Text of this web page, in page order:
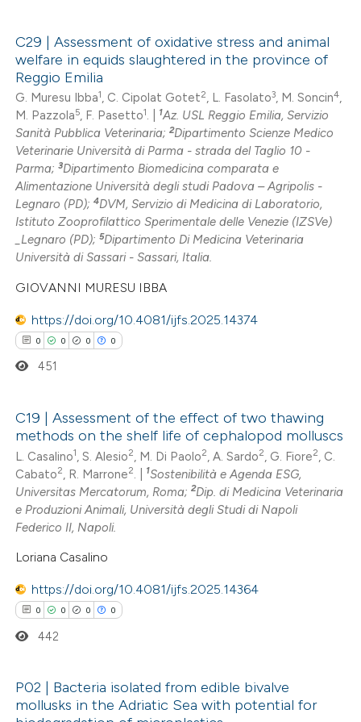
claim, and a label
in which section the
was made.
Citing Publications
Supporting
Mentioning
Contrasting
how this article has been
atscite.ai
shows how a scientific paper
been cited by providing the
of the citation, a
describing whether
in which section the
was made.
C29 | Assessment of oxidative stress and animal
welfare in equids slaughtered in the province of
Reggio Emilia
G. Muresu Ibba1, C. Cipolat Gotet2, L. Fasolato3, M. Soncin4,
M. Pazzola5, F. Pasetto1. | 1Az. USL Reggio Emilia, Servizio
Sanità Pubblica Veterinaria;2Dipartimento Scienze Medico
Veterinarie Università di Parma - strada del Taglio 10 -
Parma;3Dipartimento Biomedicina comparata e
Alimentazione Università degli studi Padova – Agripolis -
Legnaro (PD);4DVM, Servizio di Medicina di Laboratorio,
Istituto Zooprofilattico Sperimentale delle Venezie (IZSVe)
_Legnaro (PD);5Dipartimento Di Medicina Veterinaria
Università di Sassari - Sassari, Italia.
GIOVANNI MURESU IBBA
https://doi.org/10.4081/ijfs.2025.14374
0 0 0 0
Citing Publications
Supporting
Mentioning
Contrasting
how this article has been
atscite.ai
been cited by providing the
of the citation, a
451
C19 | Assessment of the effect of two thawing
methods on the shelf life of cephalopod molluscs
L. Casalino1, S. Alesio2, M. Di Paolo2, A. Sardo2, G. Fiore2, C.
Cabato2, R. Marrone2. | 1Sostenibilità e Agenda ESG,
Universitas Mercatorum, Roma;2Dip. di Medicina Veterinaria
e Produzioni Animali, Università degli Studi di Napoli
Federico II, Napoli.
Loriana Casalino
https://doi.org/10.4081/ijfs.2025.14364
0 0 0 0
Citing Publications
442
P02 | Bacteria isolated from edible bivalve
mollusks in the Adriatic Sea with potential for